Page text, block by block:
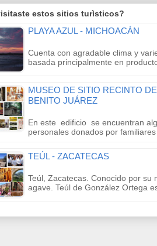
estos sitios turìsticos?
PLAYA AZUL - MICHOACÁN
Cuenta con agradable clima y
basada principalmente en
MUSEO DE SITIO RECINTO
BENITO JUÁREZ
En este edificio se encuentran
personales donados por
TEÚL - ZACATECAS
Teúl, Zacatecas. Conocido por su
agave. Teúl de González Ortega